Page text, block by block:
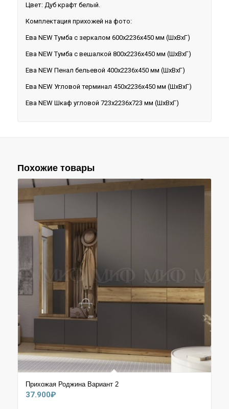
Цвет: Дуб крафт белый.
Комплектация прихожей на фото:
Ева NEW Тумба c зеркалом 600х2236х450 мм (ШхВхГ)
Ева NEW Тумба с вешалкой 800х2236х450 мм (ШхВхГ)
Ева NEW Пенал бельевой 400х2236х450 мм (ШхВхГ)
Ева NEW Угловой терминал 450х2236х450 мм (ШхВхГ)
Ева NEW Шкаф угловой 723х2236х723 мм (ШхВхГ)
Похожие товары
Прихожая Роджина Вариант 2
37.900₽